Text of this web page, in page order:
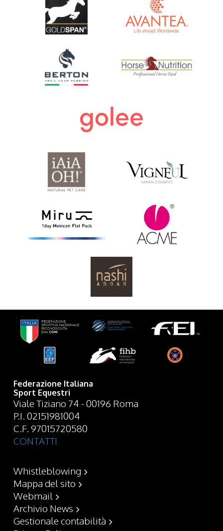
Federazione Italiana
Sport Equestri
Viale Tiziano 74 - 00196 Roma
P.I. 02151981004
C.F. 97015720580
CONTATTI
Whistleblowing
Mappa del sito
Webmail
Archivio News
Gestionale contabilità